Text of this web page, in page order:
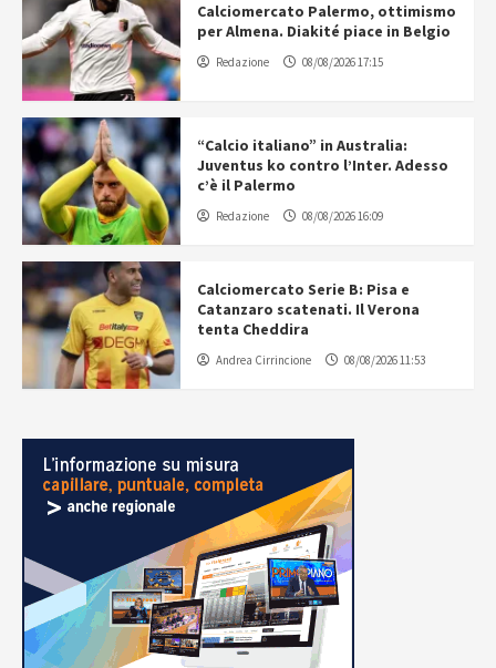
Calciomercato Palermo, ottimismo
per Almena. Diakité piace in Belgio
Redazione 08/08/2026 17:15
“Calcio italiano” in Australia:
Juventus ko contro l’Inter. Adesso
c’è il Palermo
Redazione 08/08/2026 16:09
Calciomercato Serie B: Pisa e
Catanzaro scatenati. Il Verona
tenta Cheddira
Andrea Cirrincione 08/08/2026 11:53